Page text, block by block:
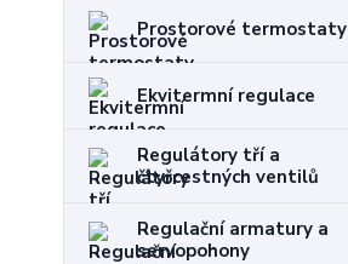
Prostorové termostaty
Ekvitermní regulace
Regulátory tří a
čtyřcestných ventilů
Regulační armatury a
servopohony